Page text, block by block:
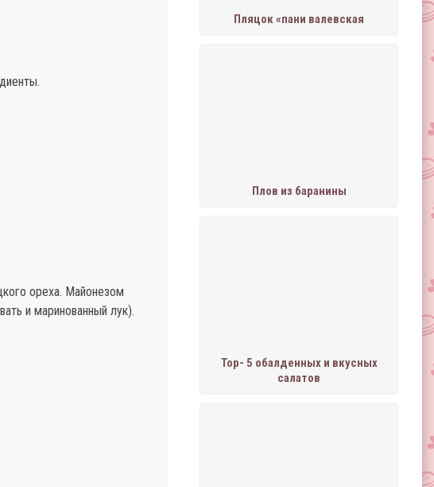
Пляцок «пани валевская
Плов из баранины
Тор- 5 обалденных и вкусных
салатов
ореха. Майонезом
и маринованный лук).